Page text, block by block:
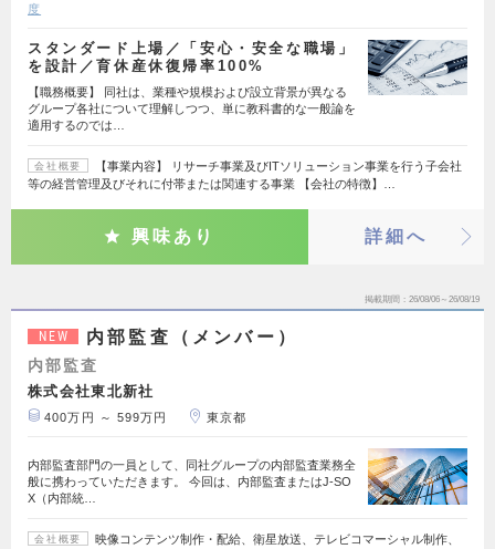
度
スタンダード上場／「安心・安全な職場」
を設計／育休産休復帰率100%
【職務概要】 同社は、業種や規模および設立背景が異なる
グループ各社について理解しつつ、単に教科書的な一般論を
適用するのでは…
会社概要
【事業内容】 リサーチ事業及びITソリューション事業を行う子会社
等の経営管理及びそれに付帯または関連する事業 【会社の特徴】…
興味あり 詳細へ
掲載期間 26/08/06～26/08/19
NEW 内部監査（メンバー）
内部監査
株式会社東北新社
400万円 ～ 599万円 東京都
内部監査部門の一員として、同社グループの内部監査業務全
般に携わっていただきます。 今回は、内部監査またはJ-SO
X（内部統…
会社概要
映像コンテンツ制作・配給、衛星放送、テレビコマーシャル制作、